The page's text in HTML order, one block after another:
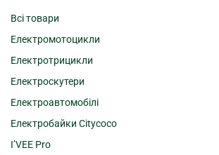
Всі товари
Електромотоцикли
Електротрицикли
Електроскутери
Електроавтомобілі
Електробайки Citycoco
I’VEE Pro